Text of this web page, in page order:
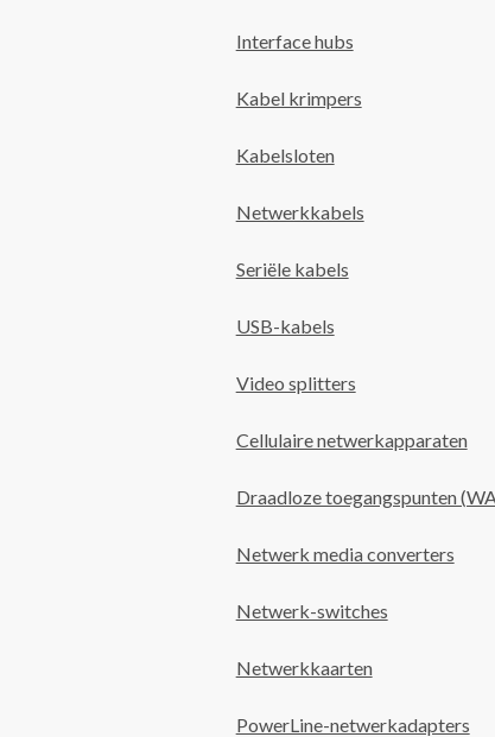
Interface hubs
Kabel krimpers
Kabelsloten
Netwerkkabels
Seriële kabels
USB-kabels
Video splitters
Cellulaire netwerkapparaten
Draadloze toegangspunten
Netwerk media converters
Netwerk-switches
Netwerkkaarten
PowerLine-netwerkadapters